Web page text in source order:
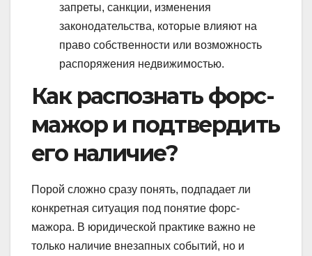
запреты, санкции, изменения
законодательства, которые влияют на
право собственности или возможность
распоряжения недвижимостью.
Как распознать форс-
мажор и подтвердить
его наличие?
Порой сложно сразу понять, подпадает ли
конкретная ситуация под понятие форс-
мажора. В юридической практике важно не
только наличие внезапных событий, но и